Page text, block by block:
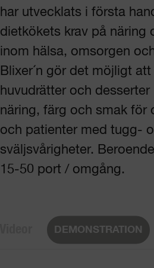
har utvecklats i första
dietkökets krav på näring
inom hälsa, omsorgen
Blixer´n gör det möjligt
huvudrätter och
näring, färg och smak för
och patienter med tugg-
sväljsvårigheter.
15-50 port / omgång.
DEMONSTRATION